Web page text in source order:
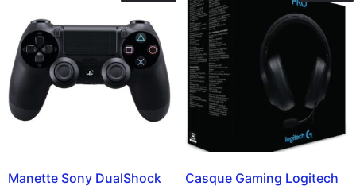
Manette Sony DualShock
Casque Gaming Logitech